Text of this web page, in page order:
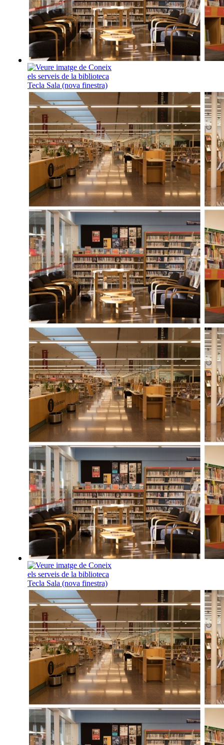
Dijous, 13 d'agost, a les
Coneix els serveis de la
Tecla Sala
T’has fet el carnet de la
però no tens clars els
activitats que t’ofereixen?
dijous a les 18:30h
tots aquells serveis i
quals, si vols, podràs
Coneix els
biblioteca Tecla Sala
llegir més(Llegir més de
serveis de la biblioteca
Dijous, 20 d'agost, a les
Coneix els serveis de la
Tecla Sala
T’has fet el carnet de la
però no tens clars els
activitats que t’ofereixen?
dijous a les 18:30h
tots aquells serveis i
quals, si vols, podràs
Coneix els
biblioteca Tecla Sala